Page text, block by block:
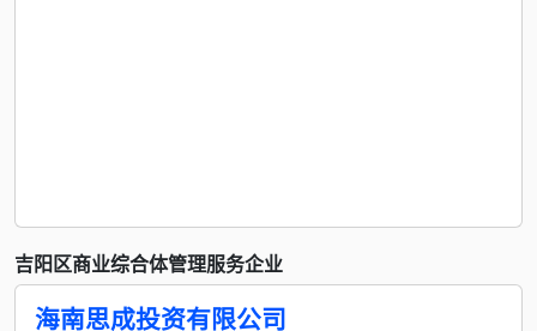
吉阳区商业综合体管理服务企业
海南思成投资有限公司